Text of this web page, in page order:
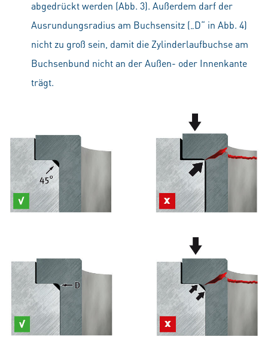
abgedrückt werden (Abb. 3). Außerdem darf der
Ausrundungsradius am Buchsensitz („D“ in Abb. 4)
nicht zu groß sein, damit die Zylinderlaufbuchse am
Buchsenbund nicht an der Außen- oder Innenkante
trägt.